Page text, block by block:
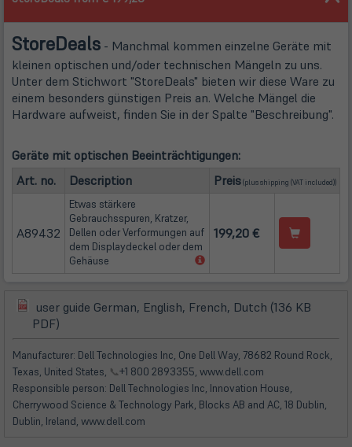
StoreDeals - Manchmal kommen einzelne Geräte mit
kleinen optischen und/oder technischen Mängeln zu uns.
Unter dem Stichwort "StoreDeals" bieten wir diese Ware zu
einem besonders günstigen Preis an. Welche Mängel die
Hardware aufweist, finden Sie in der Spalte "Beschreibung".
Geräte mit optischen Beeinträchtigungen:
Art. no.
Description Preis(plusshipping (VAT included))
A89432
Etwas stärkere
Gebrauchsspuren, Kratzer,
Dellen oder Verformungen auf
dem Displaydeckel oder dem
Gehäuse
(öffnet
Tab)
199,20 €
(öffnet
in
neuem
Tab)
user guide German, English, French, Dutch (136 KB
PDF)
in
neuem
Tab)
Manufacturer: Dell Technologies Inc, One Dell Way, 78682 Round Rock,
Texas, United States, 📞+1 800 2893355, www.dell.com
Responsible person: Dell Technologies Inc, Innovation House,
Cherrywood Science & Technology Park, Blocks AB and AC, 18 Dublin,
Dublin, Ireland, www.dell.com